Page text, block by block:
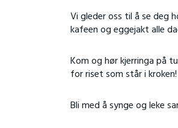
Vi gleder oss til å se deg
kafeen og eggejakt alle
Kom og hør kjerringa på
for riset som står i
Bli med å synge og leke